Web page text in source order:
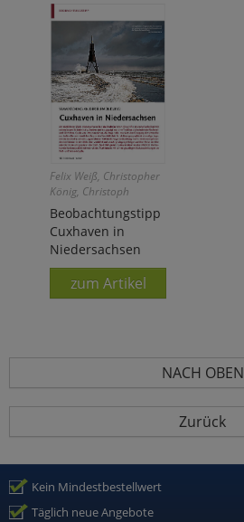
Felix Weiß, Christopher
König, Christoph
Moning
Beobachtungstipp
Cuxhaven in
Niedersachsen
zum Artikel
NACH OBEN
Zurück
Kein Mindestbestellwert
Täglich neue Angebote